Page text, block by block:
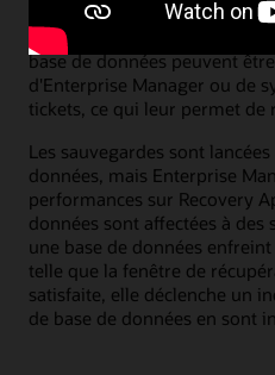
Les administrateurs système
base de données peuvent
d'Enterprise Manager ou de
tickets, ce qui leur permet de
Les sauvegardes sont
données, mais Enterprise
performances sur Recovery
données sont affectées à
une base de données
telle que la fenêtre de
satisfaite, elle déclenche un
de base de données en sont